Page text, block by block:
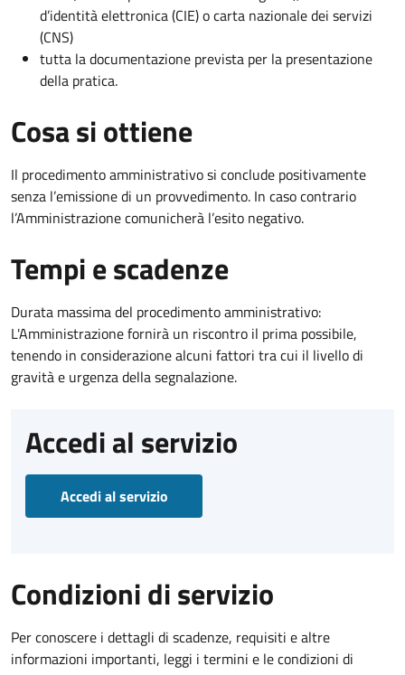
d’identità elettronica (CIE) o carta nazionale dei servizi
(CNS)
tutta la documentazione prevista per la presentazione
della pratica.
Cosa si ottiene
Il procedimento amministrativo si conclude positivamente
senza l’emissione di un provvedimento. In caso contrario
l’Amministrazione comunicherà l’esito negativo.
Tempi e scadenze
Durata massima del procedimento amministrativo:
L'Amministrazione fornirà un riscontro il prima possibile,
tenendo in considerazione alcuni fattori tra cui il livello di
gravità e urgenza della segnalazione.
Accedi al servizio
Accedi al servizio
Condizioni di servizio
Per conoscere i dettagli di scadenze, requisiti e altre
informazioni importanti, leggi i termini e le condizioni di